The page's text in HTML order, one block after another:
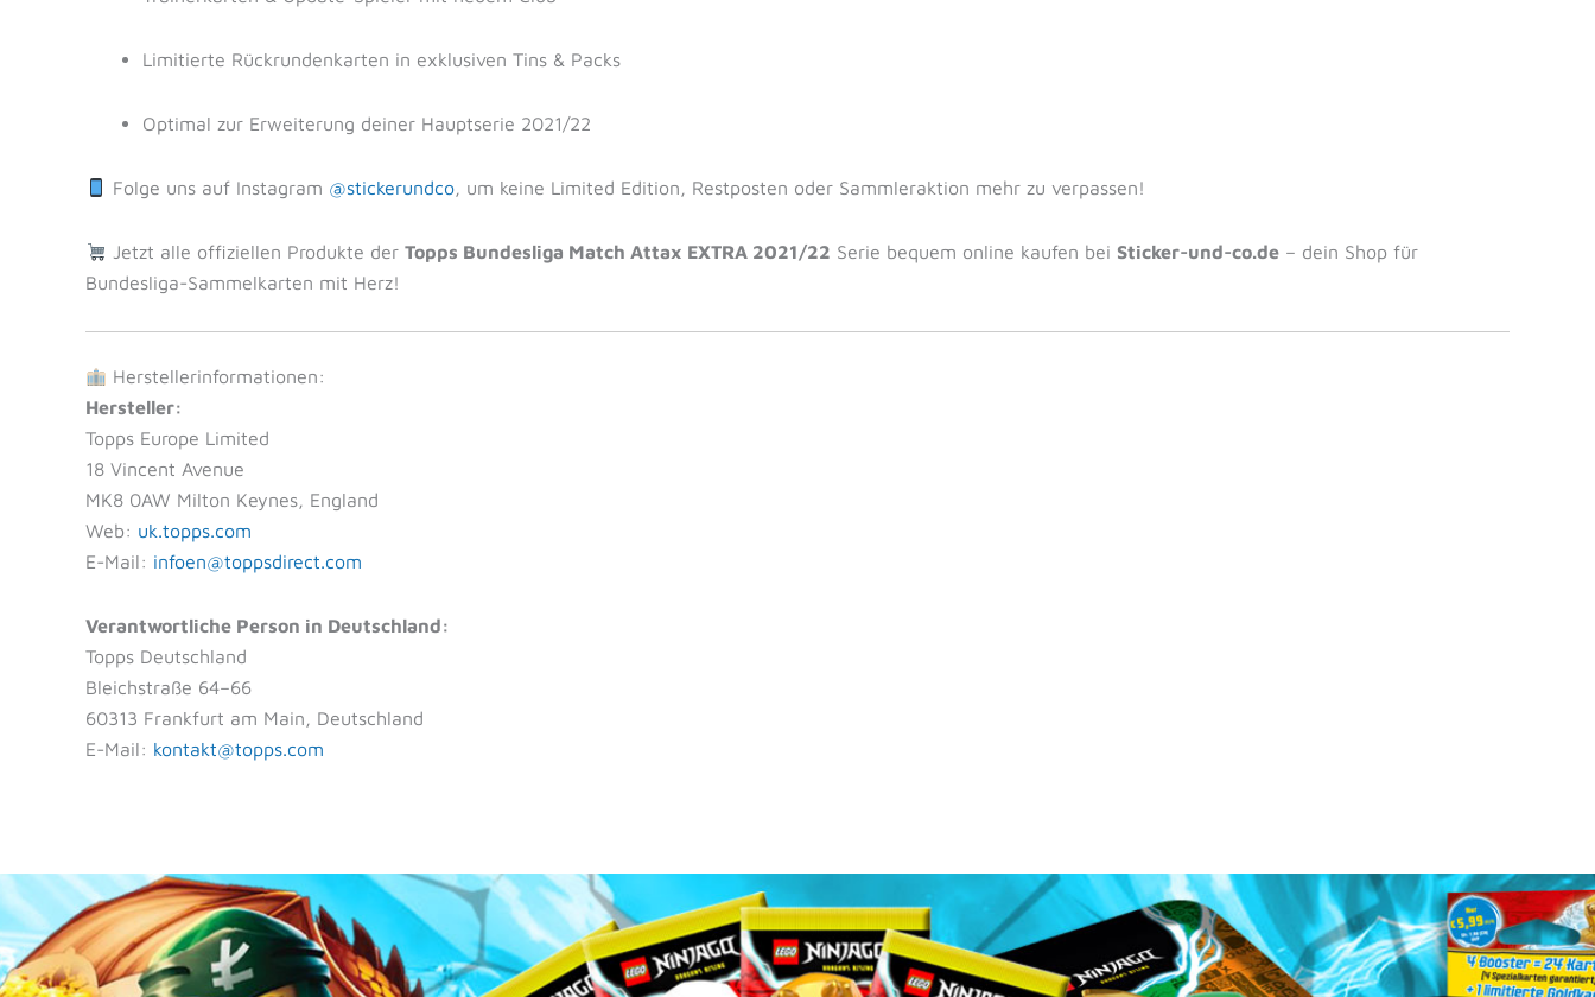
Limitierte Rückrundenkarten in exklusiven Tins & Packs
Optimal zur Erweiterung deiner Hauptserie 2021/22
Folge uns auf Instagram @stickerundco, um keine Limited Edition, Restposten oder Sammleraktion mehr zu verpassen!
Jetzt alle offiziellen Produkte derTopps Bundesliga Match Attax EXTRA 2021/22 Serie bequem online kaufen beiSticker-und-co.de – dein Shop für
Bundesliga-Sammelkarten mit Herz!
Herstellerinformationen:
Hersteller:
Topps Europe Limited
18 Vincent Avenue
MK8 0AW Milton Keynes, England
Web: uk.topps.com
E-Mail: infoen@toppsdirect.com
Verantwortliche Person in Deutschland:
Topps Deutschland
Bleichstraße 64–66
60313 Frankfurt am Main, Deutschland
E-Mail: kontakt@topps.com